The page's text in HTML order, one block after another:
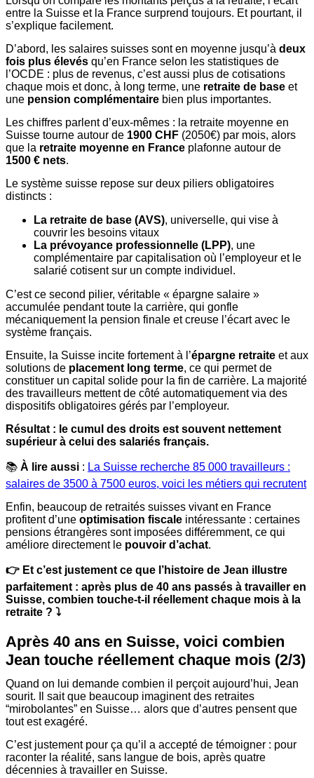
entre la Suisse et la France surprend toujours. Et pourtant, il
s’explique facilement.
D’abord, les salaires suisses sont en moyenne jusqu’à deux
fois plus élevés qu’en France selon les statistiques de
l’OCDE : plus de revenus, c’est aussi plus de cotisations
chaque mois et donc, à long terme, une retraite de base et
une pension complémentaire bien plus importantes.
Les chiffres parlent d’eux-mêmes : la retraite moyenne en
Suisse tourne autour de 1900 CHF (2050€) par mois, alors
que la retraite moyenne en France plafonne autour de
1500 € nets.
Le système suisse repose sur deux piliers obligatoires
distincts :
La retraite de base (AVS), universelle, qui vise à
couvrir les besoins vitaux
La prévoyance professionnelle (LPP), une
complémentaire par capitalisation où l’employeur et le
salarié cotisent sur un compte individuel.
C’est ce second pilier, véritable « épargne salaire »
accumulée pendant toute la carrière, qui gonfle
mécaniquement la pension finale et creuse l’écart avec le
système français.
Ensuite, la Suisse incite fortement à l’épargne retraite et aux
solutions de placement long terme, ce qui permet de
constituer un capital solide pour la fin de carrière. La majorité
des travailleurs mettent de côté automatiquement via des
dispositifs obligatoires gérés par l’employeur.
Résultat : le cumul des droits est souvent nettement
supérieur à celui des salariés français.
📚 À lire aussi : La Suisse recherche 85 000 travailleurs :
salaires de 3500 à 7500 euros, voici les métiers qui recrutent
Enfin, beaucoup de retraités suisses vivant en France
profitent d’une optimisation fiscale intéressante : certaines
pensions étrangères sont imposées différemment, ce qui
améliore directement le pouvoir d’achat.
👉 Et c’est justement ce que l’histoire de Jean illustre
parfaitement : après plus de 40 ans passés à travailler en
Suisse, combien touche-t-il réellement chaque mois à la
retraite ? ⤵️
Après 40 ans en Suisse, voici combien
Jean touche réellement chaque mois (2/3)
Quand on lui demande combien il perçoit aujourd’hui, Jean
sourit. Il sait que beaucoup imaginent des retraites
“mirobolantes” en Suisse… alors que d’autres pensent que
tout est exagéré.
C’est justement pour ça qu’il a accepté de témoigner : pour
raconter la réalité, sans langue de bois, après quatre
décennies à travailler en Suisse.